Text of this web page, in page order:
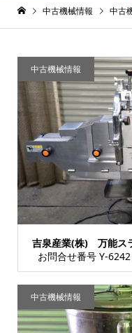
中古機械情報 中古
吉泉産業(株) 万能ス
中古機械情報
中古機械情報